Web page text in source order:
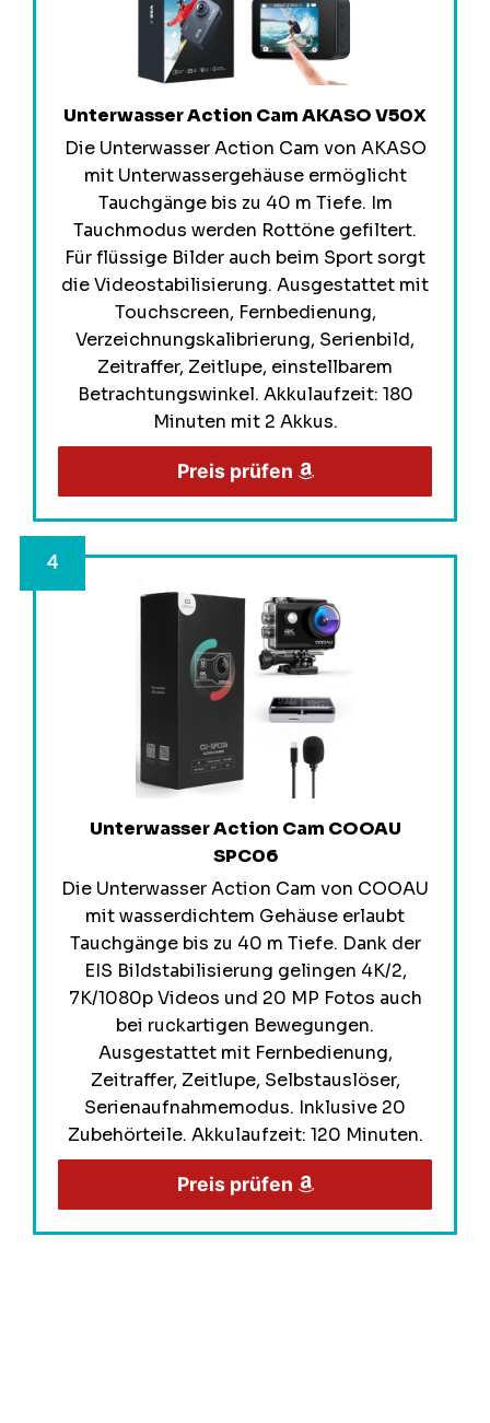
Unterwasser Action Cam AKASO V50X
Die Unterwasser Action Cam von AKASO
mit Unterwassergehäuse ermöglicht
Tauchgänge bis zu 40 m Tiefe. Im
Tauchmodus werden Rottöne gefiltert.
Für flüssige Bilder auch beim Sport sorgt
die Videostabilisierung. Ausgestattet mit
Touchscreen, Fernbedienung,
Verzeichnungskalibrierung, Serienbild,
Zeitraffer, Zeitlupe, einstellbarem
Betrachtungswinkel. Akkulaufzeit: 180
Minuten mit 2 Akkus.
Preis prüfen
Unterwasser Action Cam COOAU
SPC06
Die Unterwasser Action Cam von COOAU
mit wasserdichtem Gehäuse erlaubt
Tauchgänge bis zu 40 m Tiefe. Dank der
EIS Bildstabilisierung gelingen 4K/2,
7K/1080p Videos und 20 MP Fotos auch
bei ruckartigen Bewegungen.
Ausgestattet mit Fernbedienung,
Zeitraffer, Zeitlupe, Selbstauslöser,
Serienaufnahmemodus. Inklusive 20
Zubehörteile. Akkulaufzeit: 120 Minuten.
Preis prüfen